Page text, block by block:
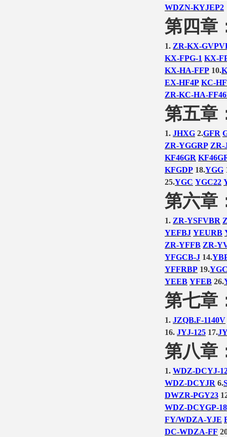
WDZN-KYJEP2
第四章
1. ZR-KX-
KX-FPG-1 KX-
KX-HA-FFP 10.
EX-HF4P KC-
ZR-KC-HA-
第五章
1. JHXG 2.GFR
ZR-YGGRP ZR-
KF46GR
KFGDP 18.YGG
25.YGC YGC22
第六章
1. ZR-YSFVBR
YEFBJ YEURB
ZR-YFFB ZR-
YFGCB-J 14.
YFFRBP 19.
YEEB YFEB 26.
第七章
1. JZQB.F-1140V
16. JYJ-125 17.
第八章
1. WDZ-DCYJ-
WDZ-DCYJR 6.
DWZR-PGY23
WDZ-DCYGP-
FY/WDZA-YJE
DC-WDZA-FF